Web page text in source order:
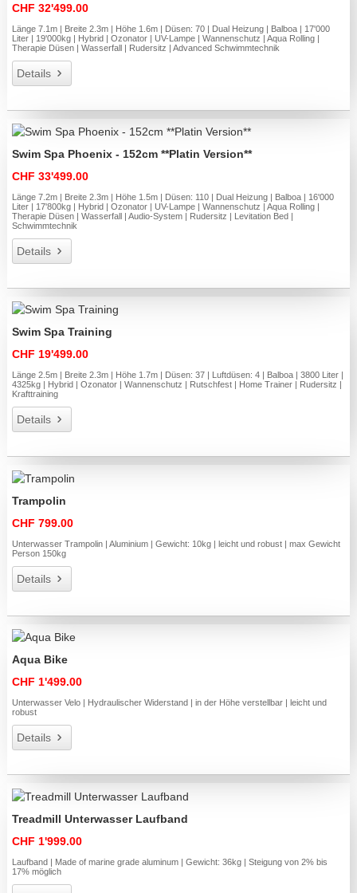
CHF 32'499.00
Länge 7.1m | Breite 2.3m | Höhe 1.6m | Düsen: 70 | Dual Heizung | Balboa | 17'000
Liter | 19'000kg | Hybrid | Ozonator | UV-Lampe | Wannenschutz | Aqua Rolling |
Therapie Düsen | Wasserfall | Rudersitz | Advanced Schwimmtechnik
Details
Swim Spa Phoenix - 152cm **Platin Version**
CHF 33'499.00
Länge 7.2m | Breite 2.3m | Höhe 1.5m | Düsen: 110 | Dual Heizung | Balboa | 16'000
Liter | 17'800kg | Hybrid | Ozonator | UV-Lampe | Wannenschutz | Aqua Rolling |
Therapie Düsen | Wasserfall | Audio-System | Rudersitz | Levitation Bed |
Schwimmtechnik
Details
Swim Spa Training
CHF 19'499.00
Länge 2.5m | Breite 2.3m | Höhe 1.7m | Düsen: 37 | Luftdüsen: 4 | Balboa | 3800 Liter |
4325kg | Hybrid | Ozonator | Wannenschutz | Rutschfest | Home Trainer | Rudersitz |
Krafttraining
Details
Trampolin
CHF 799.00
Unterwasser Trampolin | Aluminium | Gewicht: 10kg | leicht und robust | max Gewicht
Person 150kg
Details
Aqua Bike
CHF 1'499.00
Unterwasser Velo | Hydraulischer Widerstand | in der Höhe verstellbar | leicht und
robust
Details
Treadmill Unterwasser Laufband
CHF 1'999.00
Laufband | Made of marine grade aluminum | Gewicht: 36kg | Steigung von 2% bis
17% möglich